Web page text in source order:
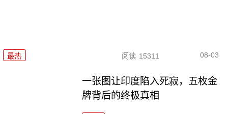
最热 阅读 15311 08-03
一张图让印度陷入死寂，五枚金
牌背后的终极真相